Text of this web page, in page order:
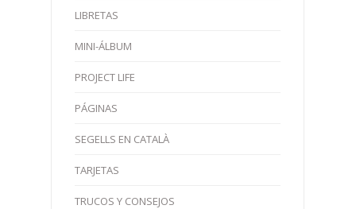
LIBRETAS
MINI-ÁLBUM
PROJECT LIFE
PÁGINAS
SEGELLS EN CATALÀ
TARJETAS
TRUCOS Y CONSEJOS